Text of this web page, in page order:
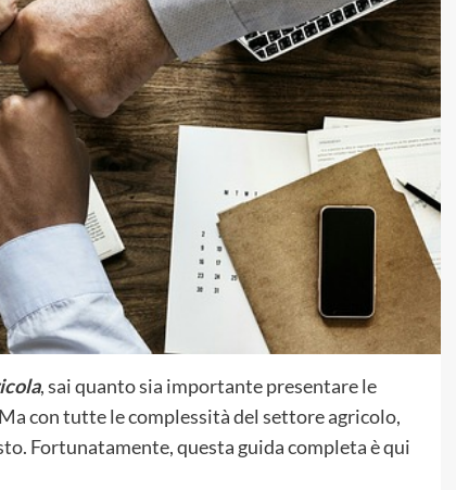
, sai quanto sia importante presentare le
con tutte le complessità del settore agricolo,
Fortunatamente, questa guida completa è qui